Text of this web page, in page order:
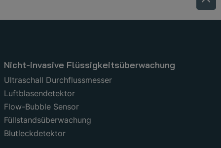
Nicht-invasive Flüssigkeitsüberwachung
Ultraschall Durchflussmesser
Luftblasendetektor
Flow-Bubble Sensor
Füllstandsüberwachung
Blutleckdetektor